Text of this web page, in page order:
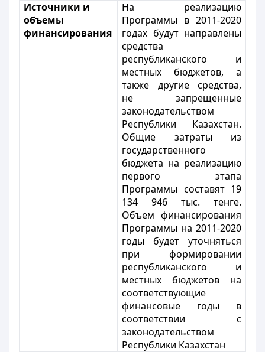
Источники и
объемы
финансирования
На реализацию
Программы в 2011-2020
годах будут направлены
средства
республиканского и
местных бюджетов, а
также другие средства,
не запрещенные
законодательством
Республики Казахстан.
Общие затраты из
государственного
бюджета на реализацию
первого этапа
Программы составят 19
134 946 тыс. тенге.
Объем финансирования
Программы на 2011-2020
годы будет уточняться
при формировании
республиканского и
местных бюджетов на
соответствующие
финансовые годы в
соответствии с
законодательством
Республики Казахстан